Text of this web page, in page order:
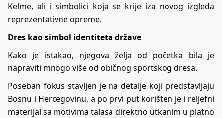
Kelme, ali i simbolici koja se krije iza novog izgleda
reprezentativne opreme.
Dres kao simbol identiteta države
Kako je istakao, njegova želja od početka bila je
napraviti mnogo više od običnog sportskog dresa.
Poseban fokus stavljen je na detalje koji predstavljaju
Bosnu i Hercegovinu, a po prvi put korišten je i reljefni
materijal sa motivima talasa direktno utkanim u platno